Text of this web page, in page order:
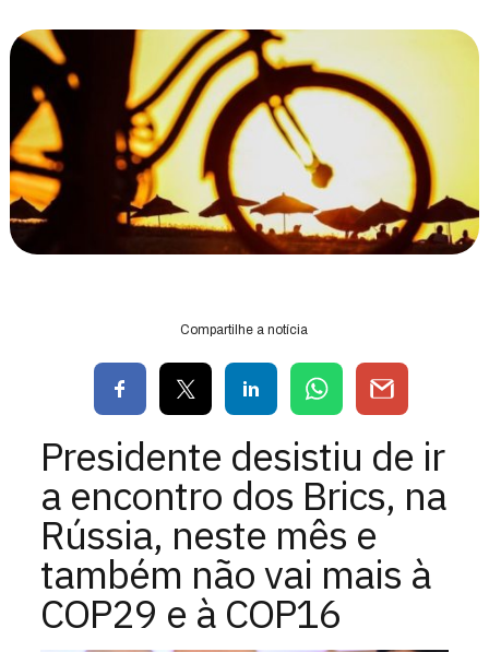
Compartilhe a notícia
Presidente desistiu de ir
a encontro dos Brics, na
Rússia, neste mês e
também não vai mais à
COP29 e à COP16